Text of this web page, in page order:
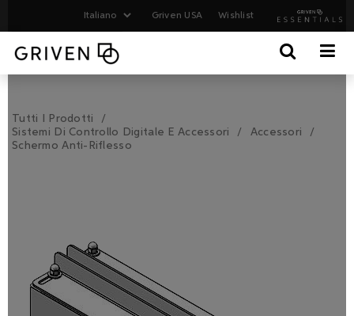
Griven USA Wishlist
Tutti I Prodotti
Sistemi Di Controllo Digitale E Accessori
Accessori
Schermo Anti-Riflesso